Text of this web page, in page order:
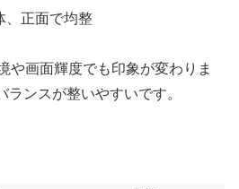
、正面で均整
や画面輝度でも印象が変わりま
ンスが整いやすいです。